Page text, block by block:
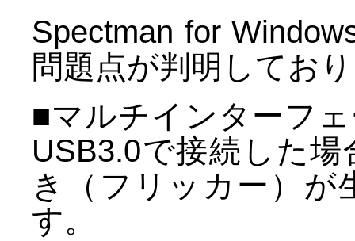
Spectman for
問題点が判明してお
■マルチインターフ
USB3.0で接続した
き（フリッカー）が
す。